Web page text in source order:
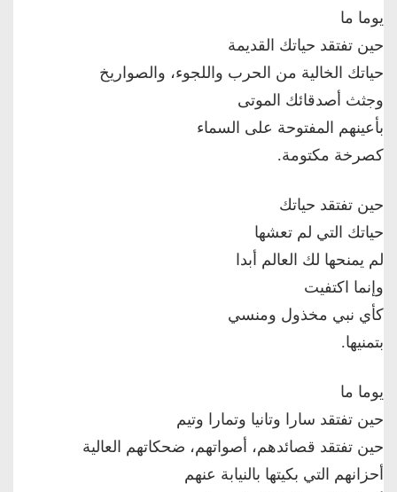
يوما ما
حين تفتقد حياتك القديمة
حياتك الخالية من الحرب واللجوء، والصواريخ
وجثث أصدقائك الموتى
بأعينهم المفتوحة على السماء
كصرخة مكتومة.
حين تفتقد حياتك
حياتك التي لم تعشها
لم يمنحها لك العالم أبدا
وإنما اكتفيت
كأي نبي مخذول ومنسي
بتمنيها.
يوما ما
حين تفتقد سارا وتانيا وتمارا وتيم
حين تفتقد قصائدهم، أصواتهم، ضحكاتهم العالية
أحزانهم التي بكيتها بالنيابة عنهم